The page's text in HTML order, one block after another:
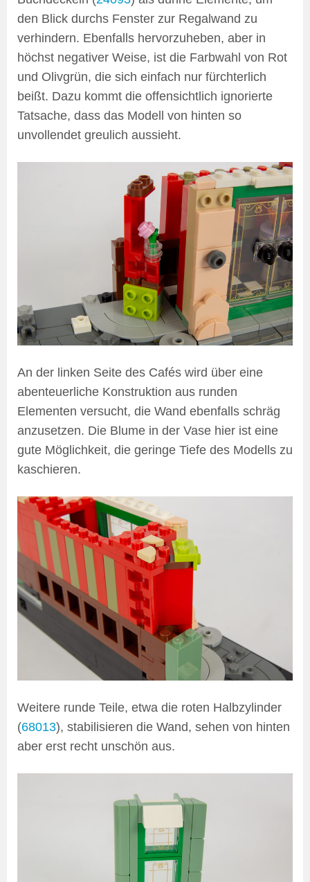
den Blick durchs Fenster zur Regalwand zu
verhindern. Ebenfalls hervorzuheben, aber in
höchst negativer Weise, ist die Farbwahl von Rot
und Olivgrün, die sich einfach nur fürchterlich
beißt. Dazu kommt die offensichtlich ignorierte
Tatsache, dass das Modell von hinten so
unvollendet greulich aussieht.
An der linken Seite des Cafés wird über eine
abenteuerliche Konstruktion aus runden
Elementen versucht, die Wand ebenfalls schräg
anzusetzen. Die Blume in der Vase hier ist eine
gute Möglichkeit, die geringe Tiefe des Modells zu
kaschieren.
Weitere runde Teile, etwa die roten Halbzylinder
(68013), stabilisieren die Wand, sehen von hinten
aber erst recht unschön aus.